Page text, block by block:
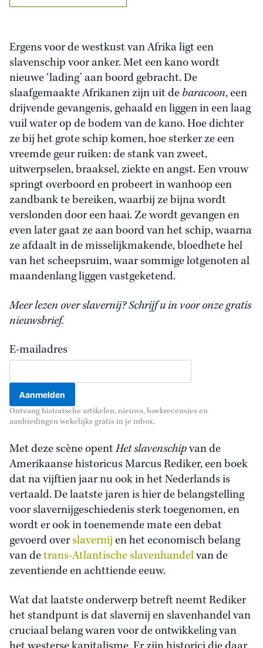
Ergens voor de westkust van Afrika ligt een
slavenschip voor anker. Met een kano wordt
nieuwe ‘lading’ aan boord gebracht. De
slaafgemaakte Afrikanen zijn uit debaracoon, een
drijvende gevangenis, gehaald en liggen in een laag
vuil water op de bodem van de kano. Hoe dichter
ze bij het grote schip komen, hoe sterker ze een
vreemde geur ruiken: de stank van zweet,
uitwerpselen, braaksel, ziekte en angst. Een vrouw
springt overboord en probeert in wanhoop een
zandbank te bereiken, waarbij ze bijna wordt
verslonden door een haai. Ze wordt gevangen en
even later gaat ze aan boord van het schip, waarna
ze afdaalt in de misselijkmakende, bloedhete hel
van het scheepsruim, waar sommige lotgenoten al
maandenlang liggen vastgeketend.
Meer lezen over slavernij? Schrijf u in voor onze gratis
nieuwsbrief.
E-mailadres
Ontvang historische artikelen, nieuws, boekrecensies en
aanbiedingen wekelijks gratis in je inbox.
Met deze scène opentHet slavenschipvan de
Amerikaanse historicus Marcus Rediker, een boek
dat na vijftien jaar nu ook in het Nederlands is
vertaald. De laatste jaren is hier de belangstelling
voor slavernijgeschiedenis sterk toegenomen, en
wordt er ook in toenemende mate een debat
gevoerd overslavernijen het economisch belang
van detrans-Atlantische slavenhandelvan de
zeventiende en achttiende eeuw.
Wat dat laatste onderwerp betreft neemt Rediker
het standpunt is dat slavernij en slavenhandel van
cruciaal belang waren voor de ontwikkeling van